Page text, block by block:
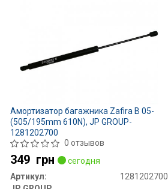
Амортизатор багажника Zafira B 05-
(505/195mm 610N), JP GROUP-
1281202700
0 отзывов
349 грн
сегодня
Артикул:
1281202700